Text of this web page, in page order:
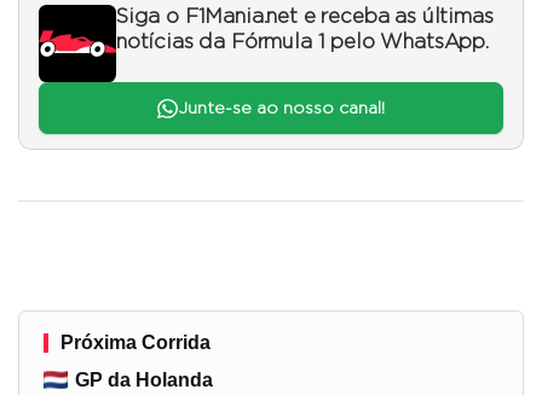
Siga o F1Mania.net e receba as últimas
notícias da Fórmula 1 pelo WhatsApp.
Junte-se ao nosso canal!
Próxima Corrida
GP da Holanda